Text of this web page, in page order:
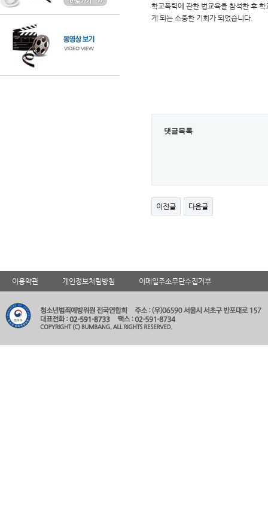
학교폭력에 관한 법교육을 참석한 후
게 되는 소중한 기회가 되었습니다.
댓글목록
이전글 다음글
이용약관 개인정보처림방침 이메일주소무단수집거부